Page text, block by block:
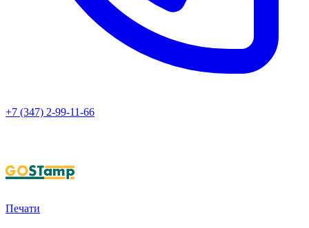
+7 (347) 2-99-11-66
Печати